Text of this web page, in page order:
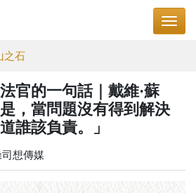
之石
官的一句話｜戴維·蘇
，當問題沒有得到解決
誰該負責。」
想傳媒